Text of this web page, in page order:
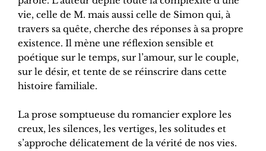
vie, celle de M. mais aussi celle de Simon qui, à
travers sa quête, cherche des réponses à sa propre
existence. Il mène une réflexion sensible et
poétique sur le temps, sur l’amour, sur le couple,
sur le désir, et tente de se réinscrire dans cette
histoire familiale.
La prose somptueuse du romancier explore les
creux, les silences, les vertiges, les solitudes et
s’approche délicatement de la vérité de nos vies.